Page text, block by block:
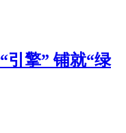
引擎” 铺就“绿